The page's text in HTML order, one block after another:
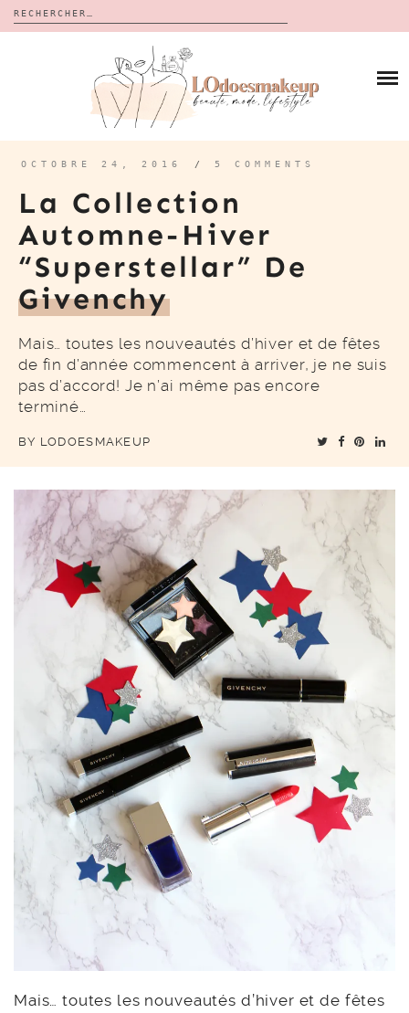
Rechercher :
CALENDRIERS DE L’AVENT
BON PLAN
À PROPOS
CONTACT
OCTOBRE 24, 2016 / 5 COMMENTS
La Collection
Automne-Hiver
“Superstellar” De
Givenchy
Mais… toutes les nouveautés d’hiver et de fêtes
de fin d’année commencent à arriver, je ne suis
pas d’accord! Je n’ai même pas encore
terminé…
BY LODOESMAKEUP
Mais… toutes les nouveautés d’hiver et de fêtes